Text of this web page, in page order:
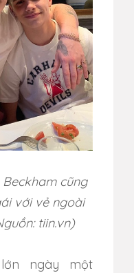
cũng
với vẻ ngoài
tiin.vn)
ngày một